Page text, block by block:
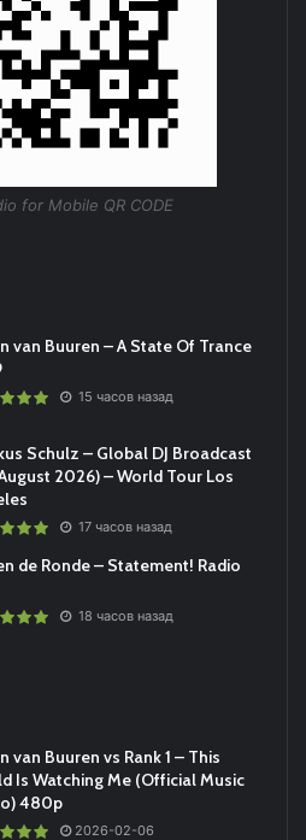
for Mobile QR CODE
van Buuren – A State Of Trance
15 часов назад
Schulz – Global DJ Broadcast
2026) – World Tour Los
17 часов назад
de Ronde – Statement! Radio
18 часов назад
van Buuren vs Rank 1 – This
Is Watching Me (Official Music
480p
2026-02-06